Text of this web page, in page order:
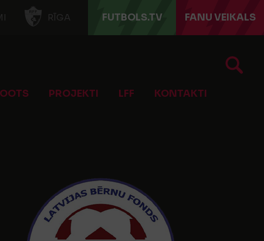
RĪGA FUTBOLS.TV FANU VEIKALS
PROJEKTI LFF KONTAKTI